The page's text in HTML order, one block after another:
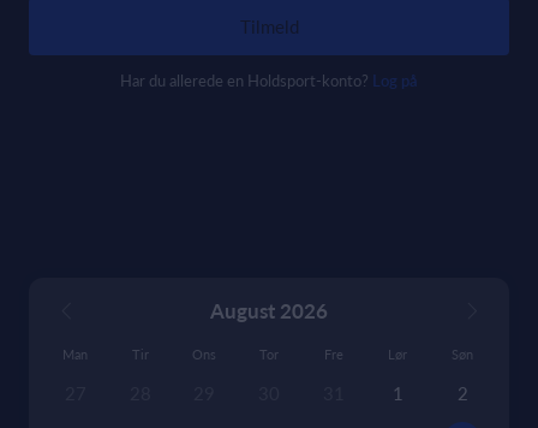
Tilmeld
Har du allerede en Holdsport-konto? Log på
August 2026
Man Tir Ons Tor Fre Lør Søn
1 2